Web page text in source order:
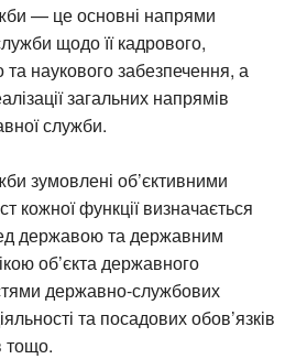
— це основні напрями
щодо її кадрового,
наукового забезпечення, а
загальних напрямів
служби.
зумовлені об’єктивними
кожної функції визначається
державою та державним
об’єкта державного
державно-службових
та посадових обов’язків
тощо.